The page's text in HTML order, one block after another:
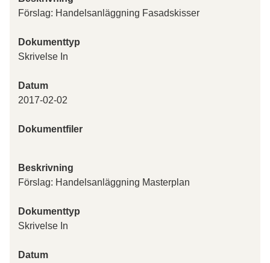
Förslag: Handelsanläggning Fasadskisser
Dokumenttyp
Skrivelse In
Datum
2017-02-02
Dokumentfiler
Beskrivning
Förslag: Handelsanläggning Masterplan
Dokumenttyp
Skrivelse In
Datum